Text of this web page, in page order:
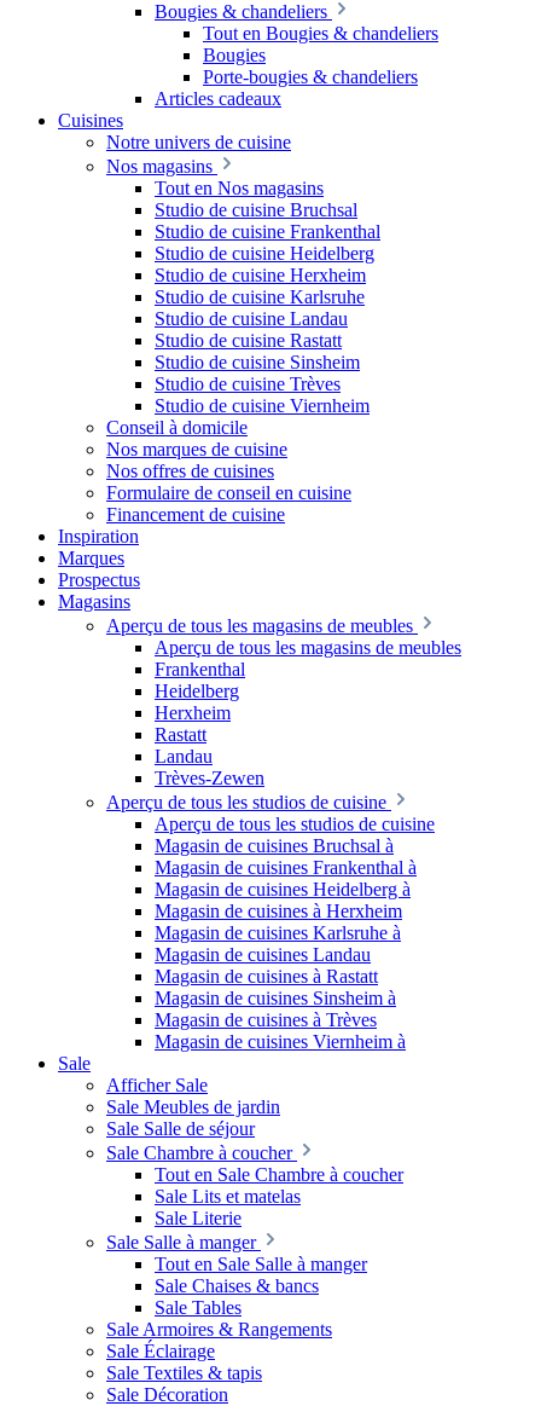
Bougies & chandeliers
Tout en Bougies & chandeliers
Bougies
Porte-bougies & chandeliers
Articles cadeaux
Cuisines
Notre univers de cuisine
Nos magasins
Tout en Nos magasins
Studio de cuisine Bruchsal
Studio de cuisine Frankenthal
Studio de cuisine Heidelberg
Studio de cuisine Herxheim
Studio de cuisine Karlsruhe
Studio de cuisine Landau
Studio de cuisine Rastatt
Studio de cuisine Sinsheim
Studio de cuisine Trèves
Studio de cuisine Viernheim
Conseil à domicile
Nos marques de cuisine
Nos offres de cuisines
Formulaire de conseil en cuisine
Financement de cuisine
Inspiration
Marques
Prospectus
Magasins
Aperçu de tous les magasins de meubles
Aperçu de tous les magasins de meubles
Frankenthal
Heidelberg
Herxheim
Rastatt
Landau
Trèves-Zewen
Aperçu de tous les studios de cuisine
Aperçu de tous les studios de cuisine
Magasin de cuisines Bruchsal à
Magasin de cuisines Frankenthal à
Magasin de cuisines Heidelberg à
Magasin de cuisines à Herxheim
Magasin de cuisines Karlsruhe à
Magasin de cuisines Landau
Magasin de cuisines à Rastatt
Magasin de cuisines Sinsheim à
Magasin de cuisines à Trèves
Magasin de cuisines Viernheim à
Sale
Afficher Sale
Sale Meubles de jardin
Sale Salle de séjour
Sale Chambre à coucher
Tout en Sale Chambre à coucher
Sale Lits et matelas
Sale Literie
Sale Salle à manger
Tout en Sale Salle à manger
Sale Chaises & bancs
Sale Tables
Sale Armoires & Rangements
Sale Éclairage
Sale Textiles & tapis
Sale Décoration